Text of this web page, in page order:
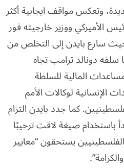
وتعكس مواقف ايجابية أكثر
الأميركي ووزير خارجيته فور
سارع بايدن إلى التخلص من
سلفه دونالد ترامب تجاه
المالية للسلطة
الإنسانية لوكالات الأمم
كما جدد بايدن التزام
باستخدام صيغة لاقت ترحيبًا
يستحقون “معايير